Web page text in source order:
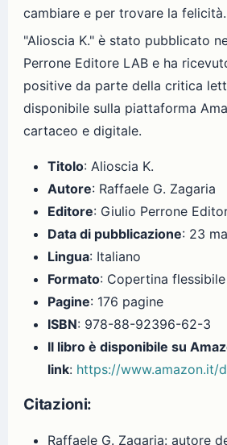
cambiare e per trovare la felicità.
"Alioscia K." è stato pubblicato
Perrone Editore LAB e ha
positive da parte della critica
disponibile sulla piattaforma
cartaceo e digitale.
Titolo: Alioscia K.
Autore: Raffaele G. Zagaria
Editore: Giulio Perrone
Data di pubblicazione: 23
Lingua: Italiano
Formato: Copertina flessibile
Pagine: 176 pagine
ISBN: 978-88-92396-62-3
Il libro è disponibile su
link: https://www.amazon.it/
Citazioni:
Raffaele G. Zagaria: autore